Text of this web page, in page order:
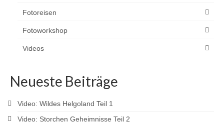
Fotoreisen
Fotoworkshop
Videos
Neueste Beiträge
Video: Wildes Helgoland Teil 1
Video: Storchen Geheimnisse Teil 2